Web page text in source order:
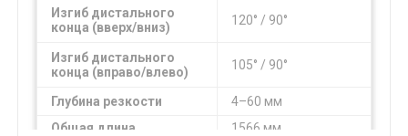
Изгиб дистального
конца (вверх/вниз)
120° / 90°
Изгиб дистального
конца (вправо/влево)
105° / 90°
Глубина резкости
4–60 мм
Общая длина
1566 мм